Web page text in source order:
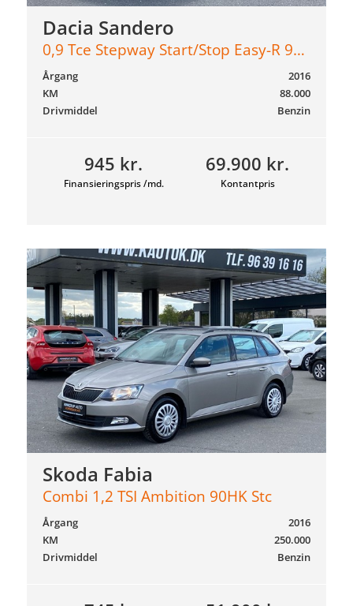
Dacia Sandero
0,9 Tce Stepway Start/Stop Easy-R 90HK 5d Aut.
945 kr.
Finansieringspris /md.
69.900 kr.
Kontantpris
2016
Årgang
88.000
KM
Benzin
Drivmiddel
Skoda Fabia
Combi 1,2 TSI Ambition 90HK Stc
2016
Årgang
250.000
KM
Benzin
Drivmiddel